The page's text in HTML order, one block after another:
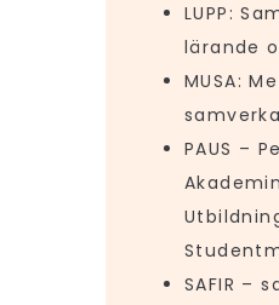
LUPP:
lärande
MUSA:
PAUS –
SAFIR –